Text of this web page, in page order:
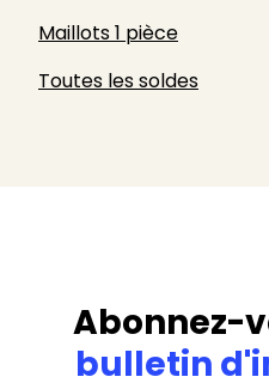
Maillots 1 pièce
Toutes les soldes
Abonnez-
bulletin